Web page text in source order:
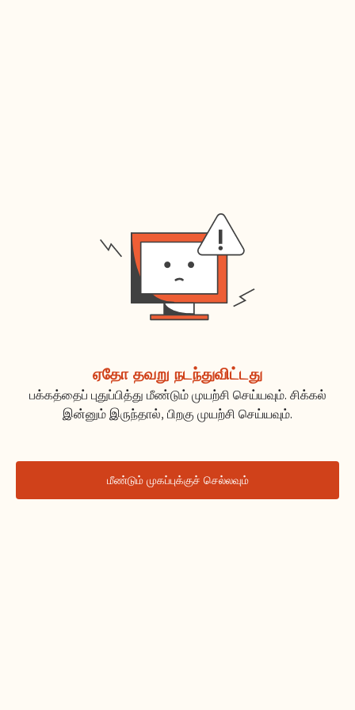
ஏதோ தவறு நடந்துவிட்டது
பக்கத்தைப் புதுப்பித்து மீண்டும் முயற்சி செய்யவும். சிக்கல்
இன்னும் இருந்தால், பிறகு முயற்சி செய்யவும்.
மீண்டும் முகப்புக்குச் செல்லவும்